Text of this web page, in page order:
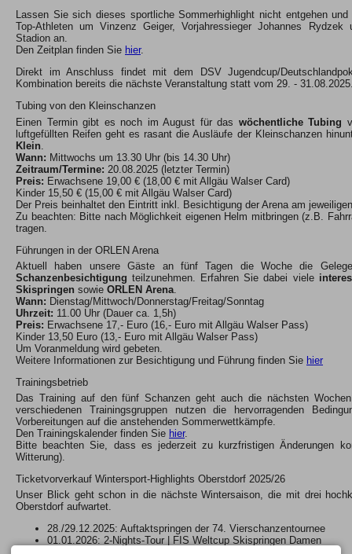
Lassen Sie sich dieses sportliche Sommerhighlight nicht entgehen
Top-Athleten um Vinzenz Geiger, Vorjahressieger Johannes
Stadion an.
Den Zeitplan finden Sie hier.
Direkt im Anschluss findet mit dem DSV Jugendcup/
Kombination bereits die nächste Veranstaltung statt vom 29. -
Tubing von den Kleinschanzen
Einen Termin gibt es noch im August für das wöchentliche Tubing
luftgefüllten Reifen geht es rasant die Ausläufe der Kleinschanzen
Klein
Wann: Mittwochs um 13.30 Uhr (bis 14.30 Uhr)
Zeitraum/Termine: 20.08.2025 (letzter Termin)
Preis: Erwachsene 19,00 € (18,00 € mit Allgäu Walser Card)
Kinder 15,50 € (15,00 € mit Allgäu Walser Card)
Der Preis beinhaltet den Eintritt inkl. Besichtigung der Arena am
Zu beachten: Bitte nach Möglichkeit eigenen Helm mitbringen (z.B.
tragen.
Führungen in der ORLEN Arena
Aktuell haben unsere Gäste an fünf Tagen die Woche die
Schanzenbesichtigung teilzunehmen. Erfahren Sie dabei viele
Skispringen sowie ORLEN Arena
Wann: Dienstag/Mittwoch/Donnerstag/Freitag/Sonntag
Uhrzeit: 11.00 Uhr (Dauer ca. 1,5h)
Preis: Erwachsene 17,- Euro (16,- Euro mit Allgäu Walser Pass)
Kinder 13,50 Euro (13,- Euro mit Allgäu Walser Pass)
Um Voranmeldung wird gebeten.
Weitere Informationen zur Besichtigung und Führung finden Sie hier
Trainingsbetrieb
Das Training auf den fünf Schanzen geht auch die nächsten
verschiedenen Trainingsgruppen nutzen die hervorragenden
Vorbereitungen auf die anstehenden Sommerwettkämpfe.
Den Trainingskalender finden Sie hier.
Bitte beachten Sie, dass es jederzeit zu kurzfristigen Änderungen
Witterung).
Ticketvorverkauf Wintersport-Highlights Oberstdorf 2025/26
Unser Blick geht schon in die nächste Wintersaison, die mit drei
Oberstdorf aufwartet.
28./29.12.2025: Auftaktspringen der 74. Vierschanzentournee
01.01.2026: 2-Nights-Tour | FIS Weltcup Skispringen Damen